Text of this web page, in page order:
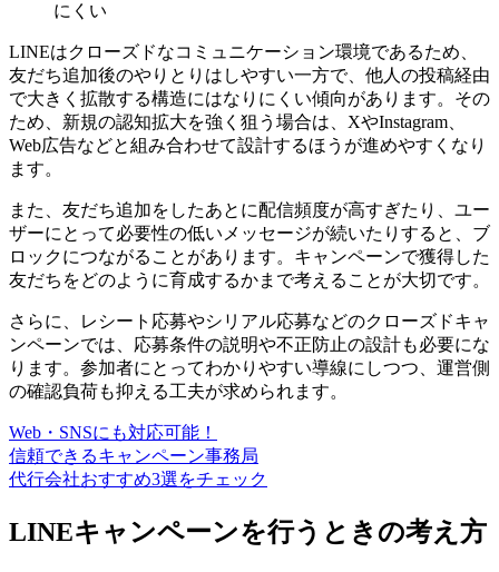
にくい
LINEはクローズドなコミュニケーション環境であるため、
友だち追加後のやりとりはしやすい一方で、他人の投稿経由
で大きく拡散する構造にはなりにくい傾向があります。その
ため、新規の認知拡大を強く狙う場合は、XやInstagram、
Web広告などと組み合わせて設計するほうが進めやすくなり
ます。
また、友だち追加をしたあとに配信頻度が高すぎたり、ユー
ザーにとって必要性の低いメッセージが続いたりすると、ブ
ロックにつながることがあります。キャンペーンで獲得した
友だちをどのように育成するかまで考えることが大切です。
さらに、レシート応募やシリアル応募などのクローズドキャ
ンペーンでは、応募条件の説明や不正防止の設計も必要にな
ります。参加者にとってわかりやすい導線にしつつ、運営側
の確認負荷も抑える工夫が求められます。
Web・SNSにも対応可能！
信頼できるキャンペーン事務局
代行会社おすすめ3選をチェック
LINEキャンペーンを行うときの考え方